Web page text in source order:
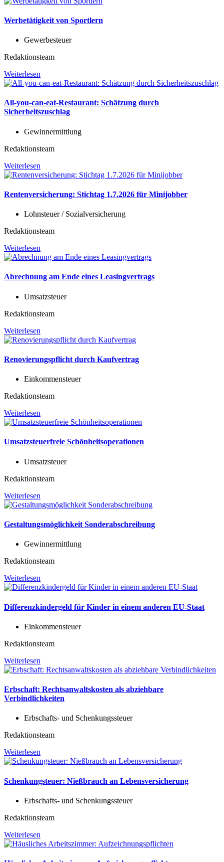
Werbetätigkeit von Sportlern
Gewerbesteuer
Redaktionsteam
Weiterlesen
All-you-can-eat-Restaurant: Schätzung durch
Sicherheitszuschlag
Gewinnermittlung
Redaktionsteam
Weiterlesen
Rentenversicherung: Stichtag 1.7.2026 für Minijobber
Lohnsteuer / Sozialversicherung
Redaktionsteam
Weiterlesen
Abrechnung am Ende eines Leasingvertrags
Umsatzsteuer
Redaktionsteam
Weiterlesen
Renovierungspflicht durch Kaufvertrag
Einkommensteuer
Redaktionsteam
Weiterlesen
Umsatzsteuerfreie Schönheitsoperationen
Umsatzsteuer
Redaktionsteam
Weiterlesen
Gestaltungsmöglichkeit Sonderabschreibung
Gewinnermittlung
Redaktionsteam
Weiterlesen
Differenzkindergeld für Kinder in einem anderen EU-Staat
Einkommensteuer
Redaktionsteam
Weiterlesen
Erbschaft: Rechtsanwaltskosten als abziehbare
Verbindlichkeiten
Erbschafts- und Schenkungssteuer
Redaktionsteam
Weiterlesen
Schenkungsteuer: Nießbrauch an Lebensversicherung
Erbschafts- und Schenkungssteuer
Redaktionsteam
Weiterlesen